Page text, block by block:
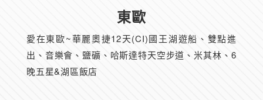
東歐
愛在東歐~華麗奧捷12天(CI)國王湖遊船、雙點進
出、音樂會、鹽礦、哈斯達特天空步道、米其林、6
晚五星&湖區飯店